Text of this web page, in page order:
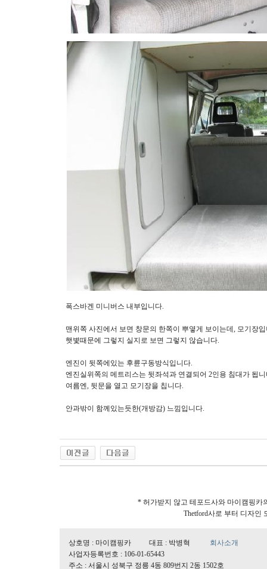
폭스바겐 미니버스 내부입니다.
맨위쪽 사진에서 보면 창문의 한쪽이 뿌옇게 보이는데, 모기장
햇볓때문에 그렇지 실지로 보면 그렇지 않습니다.
엔진이 뒷쪽에있는 후륜구동방식입니다.
엔진실위쪽의 메트리스는 뒷좌석과 연결되어 2인용 침대가 됩니
여름엔, 뒷문을 열고 모기장을 칩니다.
안과밖이 함께있는듯한(개방감) 느낌입니다.
* 허가받지 않고 테포드사와 마이캠핑카
Thetford사로 부터 디자인
상호명 : 마이캠핑카 대표 : 박병혁 회사소개
사업자등록번호 : 106-01-65443
주소 : 서울시 성북구 정릉 4동 809번지 2동 1502호